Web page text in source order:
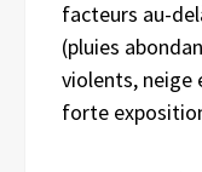
facteurs au-
(pluies
violents, neige
forte